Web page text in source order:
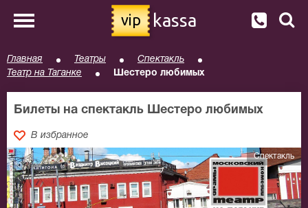
vip kassa
Главная Театры
Спектакль
Театр на Таганке
Шестеро любимых
Билеты на спектакль Шестеро любимых
В избранное
Спектакль